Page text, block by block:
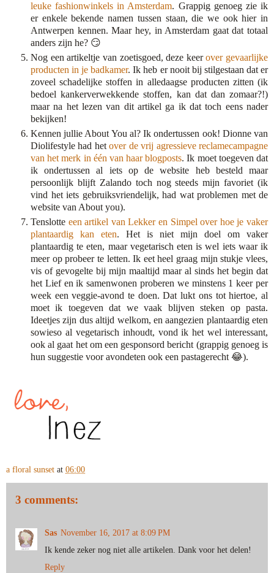
leuke fashionwinkels in Amsterdam. Grappig genoeg zie ik
er enkele bekende namen tussen staan, die we ook hier in
Antwerpen kennen. Maar hey, in Amsterdam gaat dat totaal
anders zijn he? 😏
Nog een artikeltje van zoetisgoed, deze keerover gevaarlijke
producten in je badkamer. Ik heb er nooit bij stilgestaan dat er
zoveel schadelijke stoffen in alledaagse producten zitten (ik
bedoel kankerverwekkende stoffen, kan dat dan zomaar?!)
maar na het lezen van dit artikel ga ik dat toch eens nader
bekijken!
Kennen jullie About You al? Ik ondertussen ook! Dionne van
Diolifestyle had hetover de vrij agressieve reclamecampagne
van het merk in één van haar blogposts. Ik moet toegeven dat
ik ondertussen al iets op de website heb besteld maar
persoonlijk blijft Zalando toch nog steeds mijn favoriet (ik
vind het iets gebruiksvriendelijk, had wat problemen met de
website van About you).
Tenslotte een artikel van Lekker en Simpel over hoe je vaker
plantaardig kan eten. Het is niet mijn doel om vaker
plantaardig te eten, maar vegetarisch eten is wel iets waar ik
meer op probeer te letten. Ik eet heel graag mijn stukje vlees,
vis of gevogelte bij mijn maaltijd maar al sinds het begin dat
het Lief en ik samenwonen proberen we minstens 1 keer per
week een veggie-avond te doen. Dat lukt ons tot hiertoe, al
moet ik toegeven dat we vaak blijven steken op pasta.
Ideetjes zijn dus altijd welkom, en aangezien plantaardig eten
sowieso al vegetarisch inhoudt, vond ik het wel interessant,
ook al gaat het om een gesponsord bericht (grappig genoeg is
hun suggestie voor avondeten ook een pastagerecht 😂).
a floral sunset at 06:00
3 comments:
Sas November 16, 2017 at 8:09 PM
Ik kende zeker nog niet alle artikelen. Dank voor het delen!
Reply